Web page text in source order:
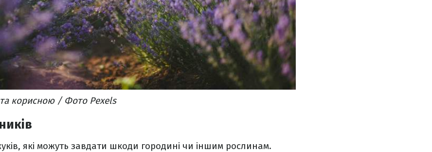
корисною / Фото Pexels
які можуть завдати шкоди городині чи іншим рослинам.